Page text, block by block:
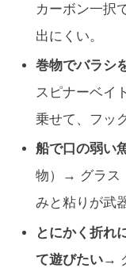
カーボン一択
出にくい。
巻物でバラシ
スピナーベイ
乗せて、フッ
船で口の弱い
物）→ グラス
みと粘りが武
とにかく折れ
て遊びたい→